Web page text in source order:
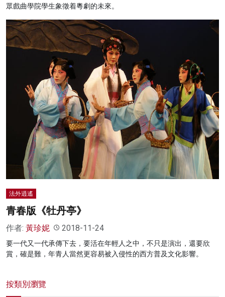
眾戲曲學院學生象徵着粵劇的未來。
法外逍遙
青春版《牡丹亭》
作者: 黃珍妮 2018-11-24
要一代又一代承傳下去，要活在年輕人之中，不只是演出，還要欣
賞，確是難，年青人當然更容易被入侵性的西方普及文化影響。
按類別瀏覽